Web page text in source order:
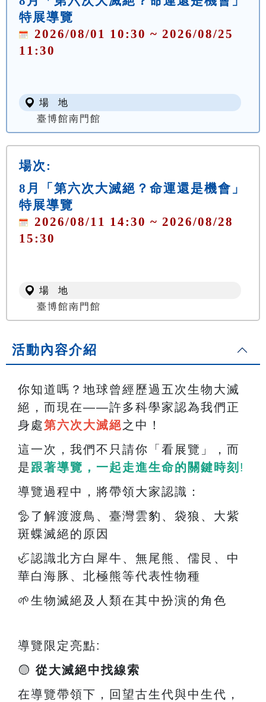
特展導覽
2026/08/01 10:30 ~ 2026/08/25
11:30
場 地
臺博館南門館
場次:
8月「第六次大滅絕？命運還是機會」
特展導覽
2026/08/11 14:30 ~ 2026/08/28
15:30
場 地
臺博館南門館
活動內容介紹
你知道嗎？地球曾經歷過五次生物大滅
絕，而現在——許多科學家認為我們正
身處第六次大滅絕之中！
這一次，我們不只請你「看展覽」，而
是跟著導覽，一起走進生命的關鍵時刻 !
導覽過程中，將帶領大家認識：
🦤了解渡渡鳥、臺灣雲豹、袋狼、大紫
斑蝶滅絕的原因
🦏認識北方白犀牛、無尾熊、儒艮、中
華白海豚、北極熊等代表性物種
🌱生物滅絕及人類在其中扮演的角色
導覽限定亮點:
🟡 從大滅絕中找線索
在導覽帶領下，回望古生代與中生代，